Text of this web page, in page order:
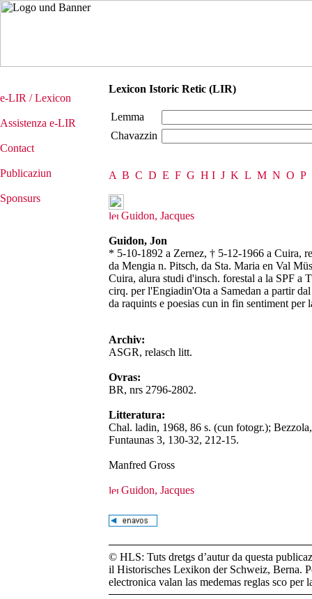
e-LIR / Lexicon
Assistenza e-LIR
Contact
Publicaziun
Sponsurs
Lexicon Istoric Retic (LIR)
Lemma
Chavazzin
A B C D E F G H I J K L M N O P
Guidon, Jacques
Guidon, Jon
* 5-10-1892 a Zernez, † 5-12-1966 a Cuira,
da Mengia n. Pitsch, da Sta. Maria en Val
Cuira, alura studi d'insch. forestal a la SPF
cirq. per l'Engiadin'Ota a Samedan a partir
da raquints e poesias cun in fin sentiment per
Archiv:
ASGR, relasch litt.
Ovras:
BR, nrs 2796-2802.
Litteratura:
Chal. ladin, 1968, 86 s. (cun fotogr.);
Funtaunas 3, 130-32, 212-15.
Manfred Gross
Guidon, Jacques
© HLS: Tuts dretgs d’autur da questa
il Historisches Lexikon der Schweiz, Berna.
electronica valan las medemas reglas sco per